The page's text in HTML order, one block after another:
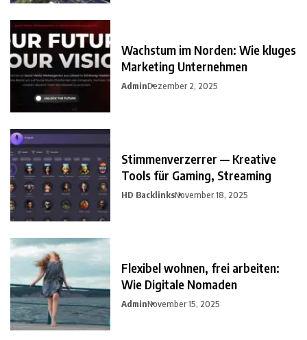
Wachstum im Norden: Wie kluges
Marketing Unternehmen
AdminDezember 2, 2025
Stimmenverzerrer — Kreative
Tools für Gaming, Streaming
HD BacklinksNovember 18, 2025
Flexibel wohnen, frei arbeiten:
Wie Digitale Nomaden
AdminNovember 15, 2025